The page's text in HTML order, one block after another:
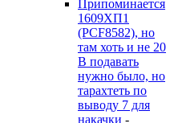
Припоминается
1609ХП1
(PCF8582), но
там хоть и не 20
В подавать
нужно было, но
тарахтеть по
выводу 7 для
накачки -